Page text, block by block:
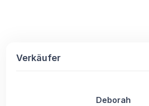
Verkäufer
Deborah